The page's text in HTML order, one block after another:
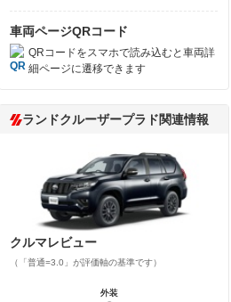
車両ページQRコード
QRコードをスマホで読み込むと車両詳
細ページに遷移できます
ランドクルーザープラド関連情報
クルマレビュー
（「普通=3.0」が評価軸の基準です）
外装
外装